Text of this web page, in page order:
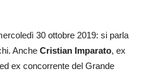
30 ottobre 2019: si parla
Anche Cristian Imparato, ex
ex concorrente del Grande